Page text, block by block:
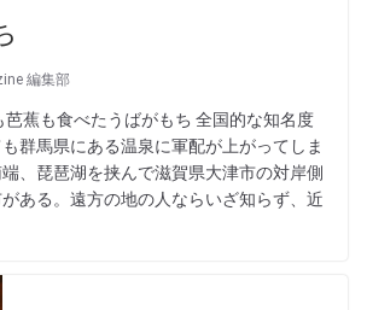
編集部
芭蕉も食べたうばがもち 全国的な知名度
群馬県にある温泉に軍配が上がってしま
、琵琶湖を挟んで滋賀県大津市の対岸側
ある。遠方の地の人ならいざ知らず、近